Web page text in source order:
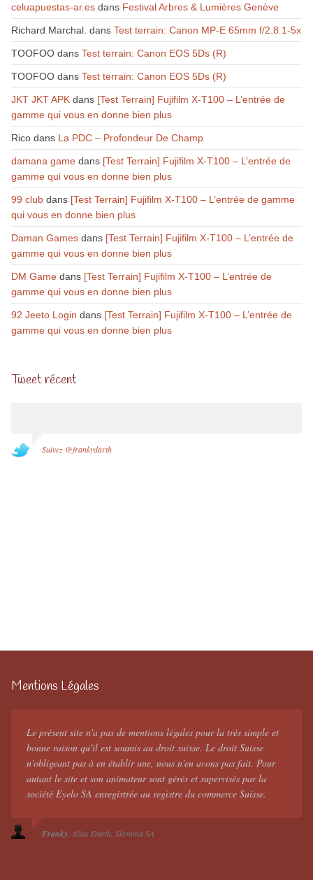
celuapuestas-ar.esdans Festival Arbres & Lumières Genève
Richard Marchal. dans Test terrain: Canon MP-E 65mm f/2.8 1-5x
TOOFOOdans Test terrain: Canon EOS 5Ds (R)
TOOFOOdans Test terrain: Canon EOS 5Ds (R)
JKT JKT APKdans [Test Terrain] Fujifilm X-T100 – L’entrée de
gamme qui vous en donne bien plus
Ricodans La PDC – Profondeur De Champ
damana gamedans [Test Terrain] Fujifilm X-T100 – L’entrée de
gamme qui vous en donne bien plus
99 clubdans [Test Terrain] Fujifilm X-T100 – L’entrée de gamme
qui vous en donne bien plus
Daman Gamesdans [Test Terrain] Fujifilm X-T100 – L’entrée de
gamme qui vous en donne bien plus
DM Gamedans [Test Terrain] Fujifilm X-T100 – L’entrée de
gamme qui vous en donne bien plus
92 Jeeto Login dans [Test Terrain] Fujifilm X-T100 – L’entrée de
gamme qui vous en donne bien plus
Tweet récent
Suivez @frankydarth
Mentions Légales
Le présent site n'a pas de mentions légales pour la très simple et
bonne raison qu'il est soumis au droit suisse. Le droit Suisse
n'obligeant pas à en établir une, nous n'en avons pas fait. Pour
autant le site et son animateur sont gérés et supervisés par la
société Eyelo SA enregistrée au registre du commerce Suisse.
Franky Alias Darth Skynima SA